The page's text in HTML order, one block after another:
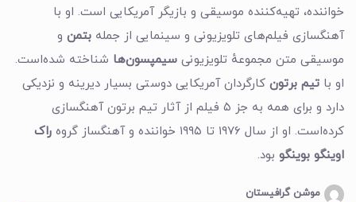
خواننده، تهیه‌کننده موسیقی و بازیگر آمریکایی است. او با
آهنگسازی فیلم‌های تلویزیونی و سینمایی از جمله بتمن و
موسیقی متن مجموعهٔ تلویزیونی سیمپسون‌ها شناخته شده‌است.
او با تیم برتون کارگردان آمریکایی دوستی بسیار دیرینه و نزدیکی
دارد و برای همه به جز ۵ فیلم از آثار تیم برتون آهنگسازی
کرده‌است. او از سال ۱۹۷۶ تا ۱۹۹۵ خواننده و آهنگساز گروه
راک
اوینگو بوینگو بود.
موشن گرافیستان